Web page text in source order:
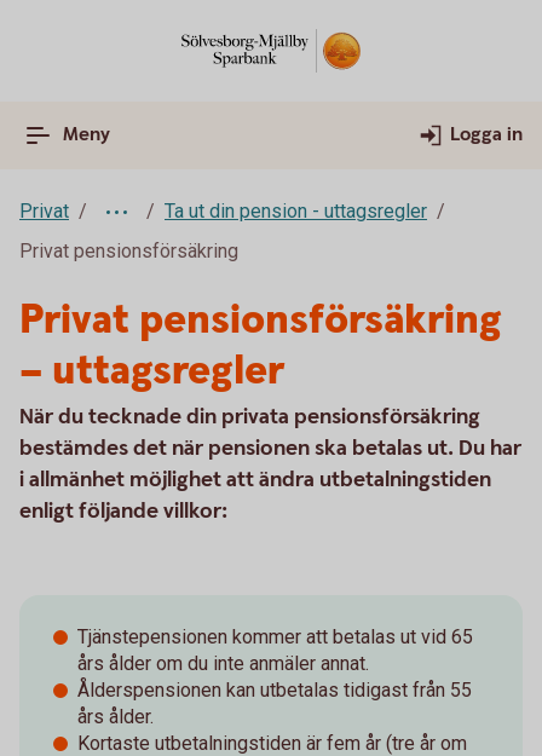
Meny Logga in
Privat
Ta ut din pension - uttagsregler
Privat pensionsförsäkring
Privat pensionsförsäkring
– uttagsregler
När du tecknade din privata pensionsförsäkring
bestämdes det när pensionen ska betalas ut. Du har
i allmänhet möjlighet att ändra utbetalningstiden
enligt följande villkor:
Tjänstepensionen kommer att betalas ut vid 65
års ålder om du inte anmäler annat.
Ålderspensionen kan utbetalas tidigast från 55
års ålder.
Kortaste utbetalningstiden är fem år (tre år om